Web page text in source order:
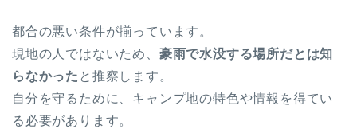
都合の悪い条件が揃っています。
現地の人ではないため、 豪雨で水没する場所だとは知
らなかった と推察します。
自分を守るために、キャンプ地の特色や情報を得てい
る必要があります。